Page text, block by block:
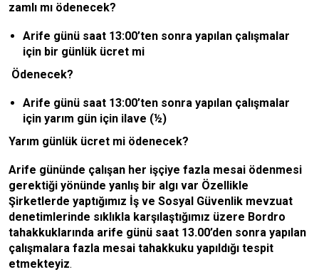
zamlı mı ödenecek?
Arife günü saat 13:00’ten sonra yapılan çalışmalar
için bir günlük ücret mi
Ödenecek?
Arife günü saat 13:00’ten sonra yapılan çalışmalar
için yarım gün için ilave (½)
Yarım günlük ücret mi ödenecek?
Arife gününde çalışan her işçiye fazla mesai ödenmesi
gerektiği yönünde yanlış bir algı var Özellikle
Şirketlerde yaptığımız İş ve Sosyal Güvenlik mevzuat
denetimlerinde sıklıkla karşılaştığımız üzere Bordro
tahakkuklarında arife günü saat 13.00’den sonra yapılan
çalışmalara fazla mesai tahakkuku yapıldığı tespit
etmekteyiz.